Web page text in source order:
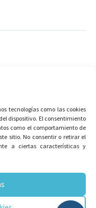
tecnologías como las cookies
dispositivo. El consentimiento
como el comportamiento de
sitio. No consentir o retirar el
a ciertas características y